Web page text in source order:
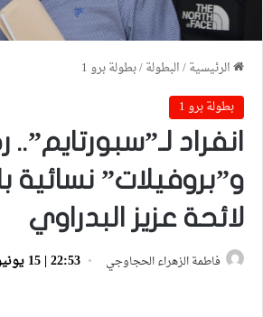
الرئيسية/البطولة/بطولة برو 1
بطولة برو 1
انفراد لـ”سبورتايم”..
و”بروفيلات” نسائية
لائحة عزيز البدراوي
فاطمة الزهراء الحجاوجي 22:53 | 15 يونيو، 2022